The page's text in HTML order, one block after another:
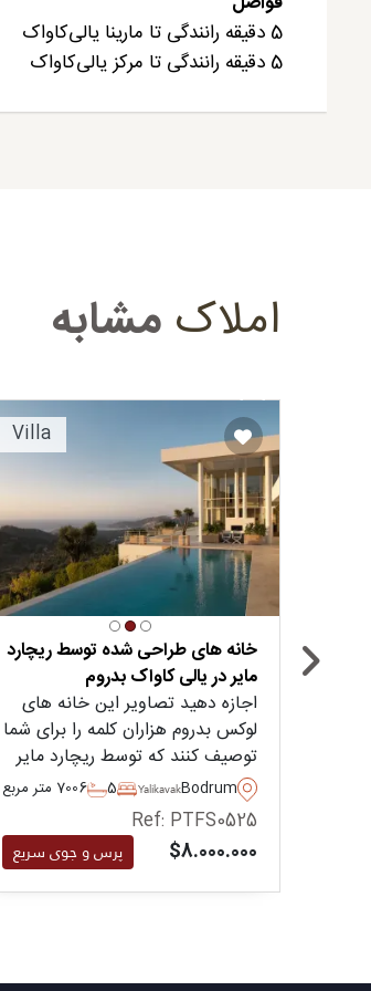
5 دقیقه رانندگی تا مارینا یالی‌کاواک
5 دقیقه رانندگی تا مرکز یالی‌کاواک
املاک مشابه
Villa
Recommended
خانه های طراحی شده توسط ریچارد
مایر در یالی کاواک بدروم
اجازه دهید تصاویر این خانه های
لوکس بدروم هزاران کلمه را برای شما
توصیف کنند که توسط ریچارد مایر
طراحی شده است، این املاک مدرن
معاصر از چشم انداز یالیکاواک
برخوردارند و تجمل را به معنای
خالص آن ارائه می دهند. فرصتی
نادر برای داشتن خانه ای که توسط
Bodrum
Yalikavak
5
6700 متر مربع
Ref: PTFS0525
$8.000.000 پرس و جوی سریع